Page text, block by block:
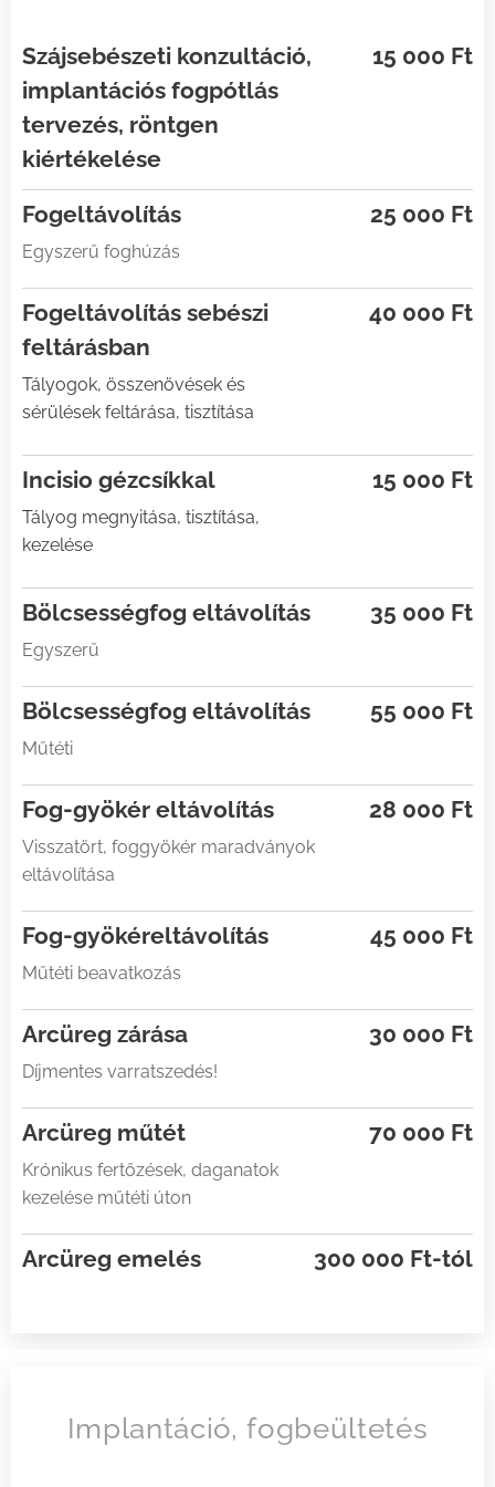
Szájsebészeti konzultáció,
implantációs fogpótlás
tervezés, röntgen
kiértékelése
15 000 Ft
Fogeltávolítás
Egyszerű foghúzás
25 000 Ft
Fogeltávolítás sebészi
feltárásban
Tályogok, összenövések és
sérülések feltárása, tisztítása
40 000 Ft
Incisio gézcsíkkal
Tályog megnyitása, tisztítása,
kezelése
15 000 Ft
Bölcsességfog eltávolítás
Egyszerű
35 000 Ft
Bölcsességfog eltávolítás
Műtéti
55 000 Ft
Fog-gyökér eltávolítás
Visszatört, foggyökér maradványok
eltávolítása
28 000 Ft
Fog-gyökéreltávolítás
Műtéti beavatkozás
45 000 Ft
Arcüreg zárása
Díjmentes varratszedés!
30 000 Ft
Arcüreg műtét
Krónikus fertőzések, daganatok
kezelése műtéti úton
70 000 Ft
Arcüreg emelés 300 000 Ft-tól
Implantáció, fogbeültetés